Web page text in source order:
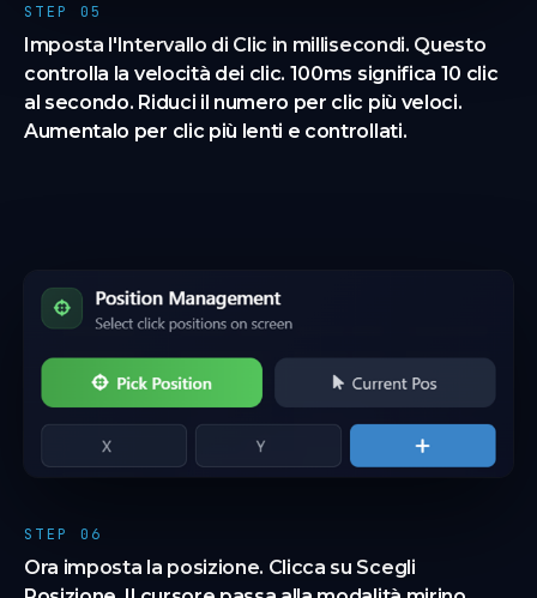
STEP 05
Imposta l'Intervallo di Clic in millisecondi. Questo
controlla la velocità dei clic. 100ms significa 10 clic
al secondo. Riduci il numero per clic più veloci.
Aumentalo per clic più lenti e controllati.
STEP 06
Ora imposta la posizione. Clicca su Scegli